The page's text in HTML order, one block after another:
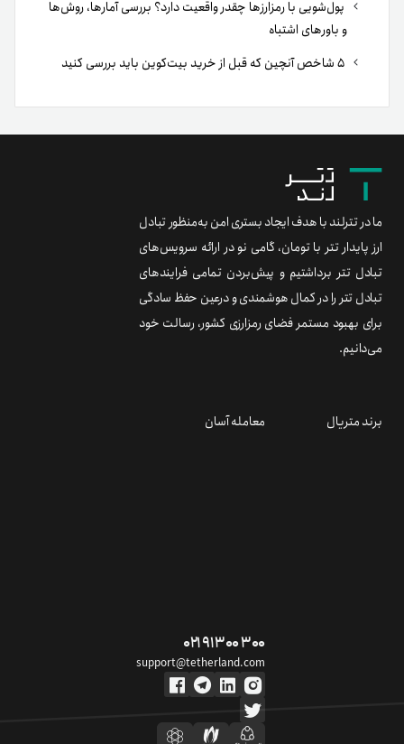
پول‌شویی با رمزارزها چقدر واقعیت دارد؟ بررسی آمارها، روش‌ها
و باورهای اشتباه
ما در تترلند با هدف ایجاد بستری امن به‌منظور تبادل
ارز پایدار تتر با تومان، گامی نو در ارائه سرویس‌های
تبادل تتر برداشتیم و پیش‌بردن تمامی فرایندهای
تبادل تتر را در کمال هوشمندی و درعین حفظ سادگی
برای بهبود مستمر فضای رمزارزی کشور، رسالت خود
می‌دانیم.
برند متریال معامله آسان
۰۲۱ ۹۱ ۳۰۰ ۳۰۰
support@tetherland.com